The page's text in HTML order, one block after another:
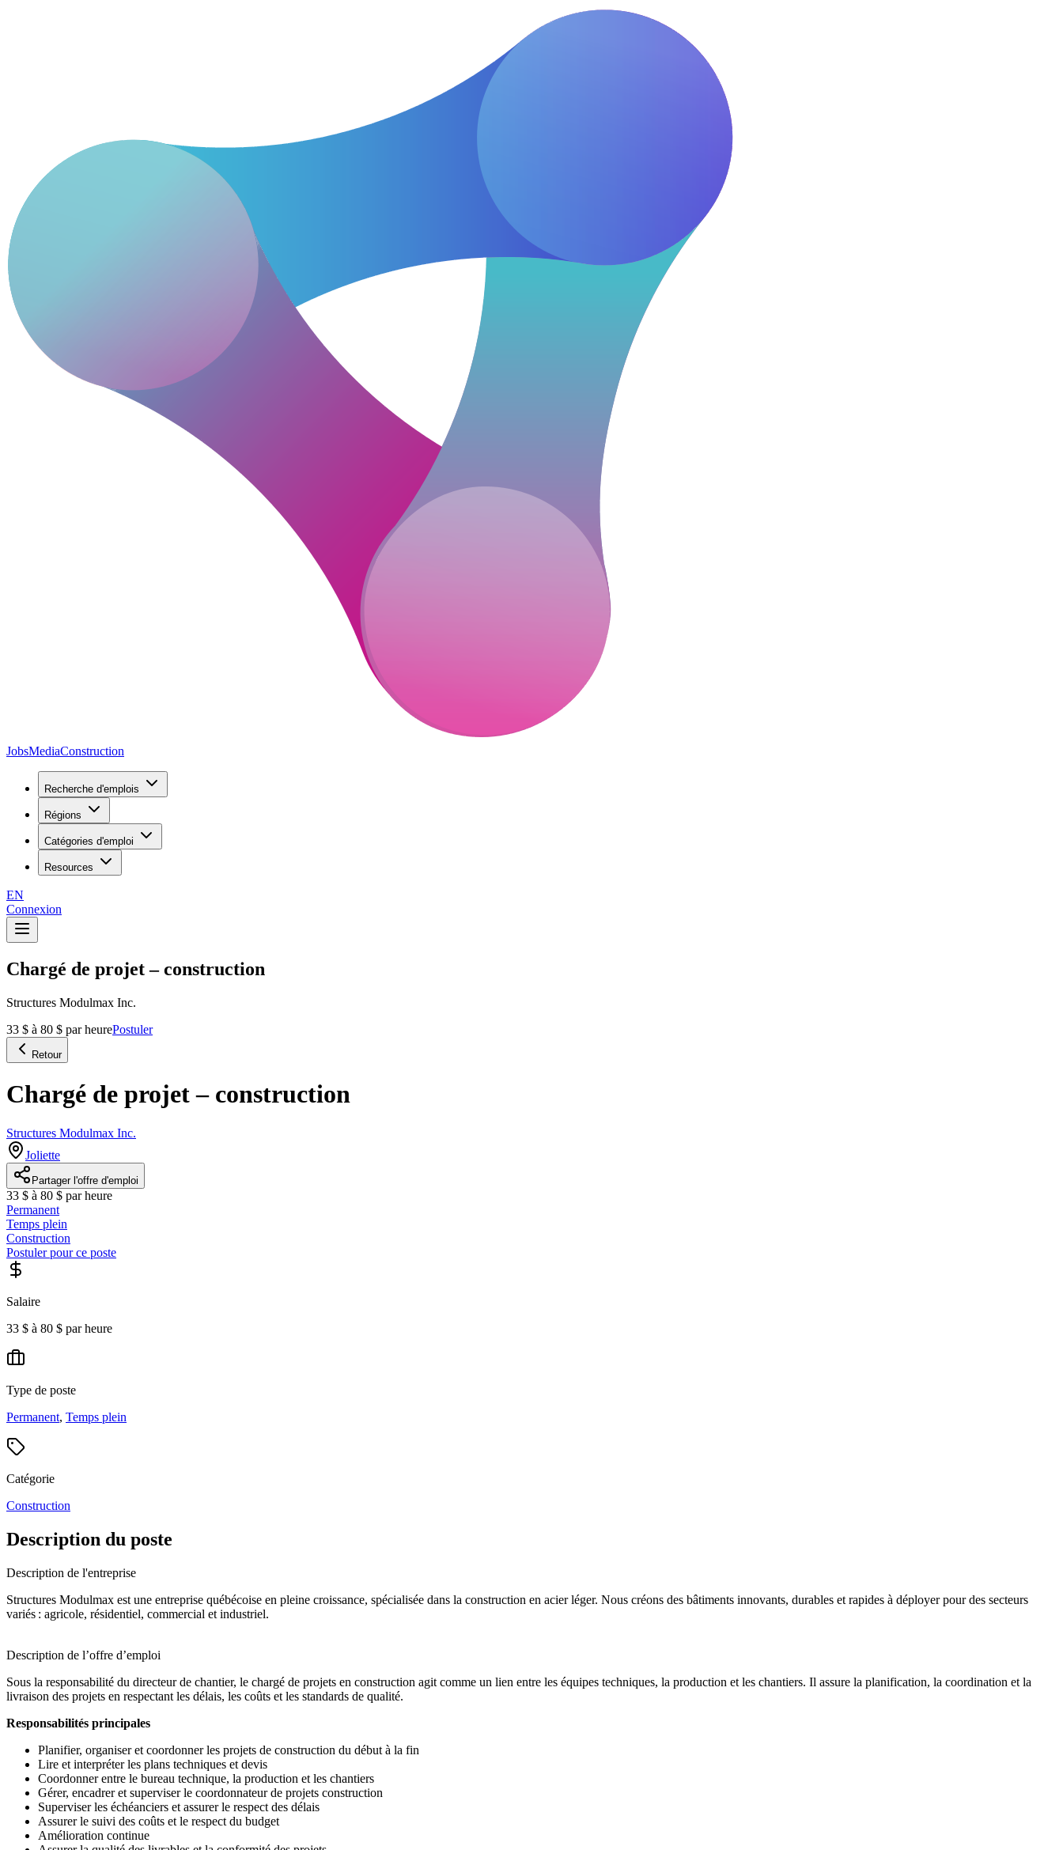
JobsMediaConstruction
Recherche d'emplois
Régions
Catégories d'emploi
Resources
EN
Connexion
Chargé de projet – construction
Structures Modulmax Inc.
33 $ à 80 $ par heurePostuler
Retour
Chargé de projet – construction
Structures Modulmax Inc.
Joliette
Partager l'offre d'emploi
33 $ à 80 $ par heure
Permanent
Temps plein
Construction
Postuler pour ce poste
Salaire
33 $ à 80 $ par heure
Type de poste
Permanent, Temps plein
Catégorie
Construction
Description du poste
Description de l'entreprise
Structures Modulmax est une entreprise québécoise en pleine croissance, spécialisée dans la construction en acier léger. Nous créons des bâtiments innovants, durables et rapides à déployer pour des secteurs
variés : agricole, résidentiel, commercial et industriel.
Description de l’offre d’emploi
Sous la responsabilité du directeur de chantier, le chargé de projets en construction agit comme un lien entre les équipes techniques, la production et les chantiers. Il assure la planification, la coordination et la
livraison des projets en respectant les délais, les coûts et les standards de qualité.
Responsabilités principales
Planifier, organiser et coordonner les projets de construction du début à la fin
Lire et interpréter les plans techniques et devis
Coordonner entre le bureau technique, la production et les chantiers
Gérer, encadrer et superviser le coordonnateur de projets construction
Superviser les échéanciers et assurer le respect des délais
Assurer le suivi des coûts et le respect du budget
Amélioration continue